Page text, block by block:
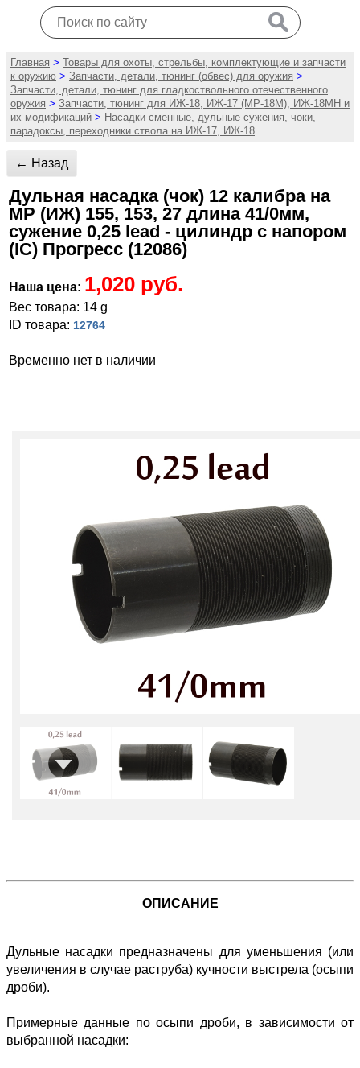
Главная > Товары для охоты, стрельбы, комплектующие и запчасти
к оружию > Запчасти, детали, тюнинг (обвес) для оружия >
Запчасти, детали, тюнинг для гладкоствольного отечественного
оружия > Запчасти, тюнинг для ИЖ-18, ИЖ-17 (MP-18M), ИЖ-18МН и
их модификаций > Насадки сменные, дульные сужения, чоки,
парадоксы, переходники ствола на ИЖ-17, ИЖ-18
← Назад
Дульная насадка (чок) 12 калибра на
МР (ИЖ) 155, 153, 27 длина 41/0мм,
сужение 0,25 lead - цилиндр с напором
(IC) Прогресс (12086)
Наша цена: 1,020 руб.
Вес товара: 14 g
ID товара: 12764
Временно нет в наличии
ОПИСАНИЕ
Дульные насадки предназначены для уменьшения (или
увеличения в случае раструба) кучности выстрела (осыпи
дроби).
Примерные данные по осыпи дроби, в зависимости от
выбранной насадки: